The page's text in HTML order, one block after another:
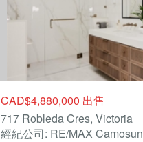
CAD$4,880,000 出售
717 Robleda Cres, Victoria
經紀公司: RE/MAX Camosun